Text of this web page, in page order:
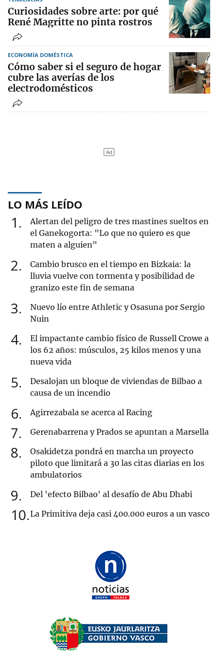
Curiosidades sobre arte: por qué
René Magritte no pinta rostros
ECONOMÍA DOMÉSTICA
Cómo saber si el seguro de hogar
cubre las averías de los
electrodomésticos
LO MÁS LEÍDO
1
Alertan del peligro de tres mastines sueltos en
el Ganekogorta: "Lo que no quiero es que
maten a alguien"
2
Cambio brusco en el tiempo en Bizkaia: la
lluvia vuelve con tormenta y posibilidad de
granizo este fin de semana
3
Nuevo lío entre Athletic y Osasuna por Sergio
Nuin
4
El impactante cambio físico de Russell Crowe a
los 62 años: músculos, 25 kilos menos y una
nueva vida
5
Desalojan un bloque de viviendas de Bilbao a
causa de un incendio
6 Agirrezabala se acerca al Racing
7 Gerenabarrena y Prados se apuntan a Marsella
8
Osakidetza pondrá en marcha un proyecto
piloto que limitará a 30 las citas diarias en los
ambulatorios
9 Del 'efecto Bilbao' al desafío de Abu Dhabi
10 La Primitiva deja casi 400.000 euros a un vasco